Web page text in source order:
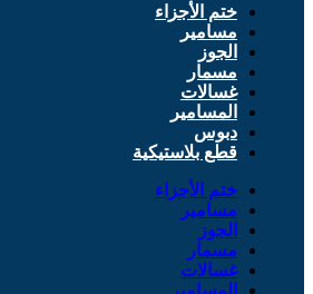
ختم الأجزاء
مسامير
الجوز
مسمار
غسالات
المسامير
دبوس
قطع بلاستيكية
ختم الأجزاء
مسامير
الجوز
مسمار
غسالات
المسامير